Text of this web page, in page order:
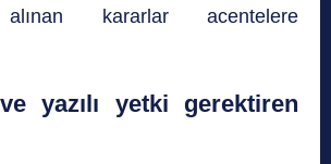
kararlar acentelere
yazılı yetki gerektiren